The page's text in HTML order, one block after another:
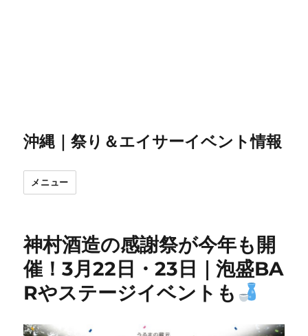
沖縄｜祭り＆エイサーイベント情報
メニュー
神村酒造の感謝祭が今年も開
催！3月22日・23日｜泡盛BA
Rやステージイベントも